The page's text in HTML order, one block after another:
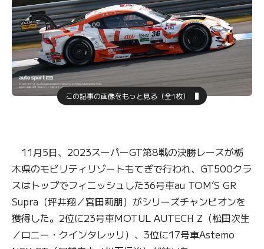
この記事の画像をもっと見る（全1枚）
11月5日、2023スーパーGT第8戦の決勝レースが栃
木県のモビリティリゾートもてぎで行われ、GT500クラ
スはトップでフィニッシュした36号車au TOM’S GR
Supra（坪井翔／宮田莉朋）がシリーズチャンピオンを
獲得した。2位に23号車MOTUL AUTECH Z（松田次生
／ロニー・クインタレッリ）、3位に17号車Astemo